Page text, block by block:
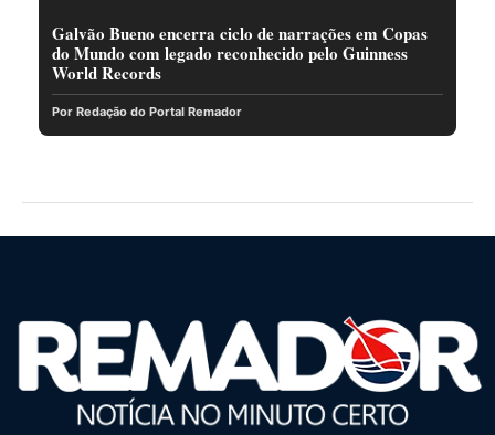
Galvão Bueno encerra ciclo de narrações em Copas
do Mundo com legado reconhecido pelo Guinness
World Records
Por Redação do Portal Remador